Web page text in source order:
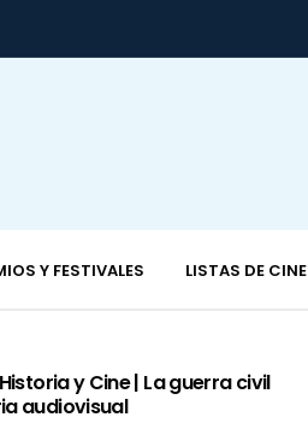
Y FESTIVALES LISTAS DE CINE
y Cine | La guerra civil
audiovisual